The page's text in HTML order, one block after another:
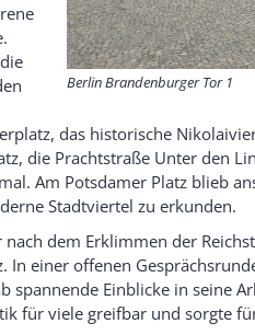
Berlin Brandenburger Tor 1
das historische
die Prachtstraße Unter den
Am Potsdamer Platz blieb
Stadtviertel zu erkunden.
dem Erklimmen der
In einer offenen
spannende Einblicke in seine
für viele greifbar und sorgte